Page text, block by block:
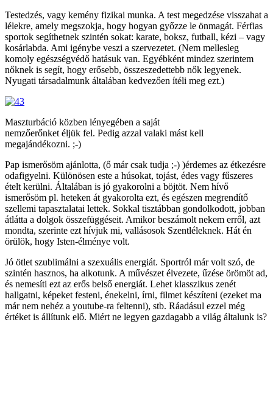
Testedzés, vagy kemény fizikai munka. A test megedzése visszahat a
lélekre, amely megszokja, hogy hogyan győzze le önmagát. Férfias
sportok segíthetnek szintén sokat: karate, boksz, futball, kézi – vagy
kosárlabda. Ami igénybe veszi a szervezetet. (Nem mellesleg
komoly egészségvédő hatásuk van. Egyébként mindez szerintem
nőknek is segít, hogy erősebb, összeszedettebb nők legyenek.
Nyugati társadalmunk általában kedvezően ítéli meg ezt.)
Maszturbáció közben lényegében a saját
nemzőerőnket éljük fel. Pedig azzal valaki mást kell
megajándékozni. ;-)
Pap ismerősöm ajánlotta, (ő már csak tudja ;-) )érdemes az étkezésre
odafigyelni. Különösen este a húsokat, tojást, édes vagy fűszeres
ételt kerülni. Általában is jó gyakorolni a böjtöt. Nem hívő
ismerősöm pl. heteken át gyakorolta ezt, és egészen megrendítő
szellemi tapasztalatai lettek. Sokkal tisztábban gondolkodott, jobban
átlátta a dolgok összefüggéseit. Amikor beszámolt nekem erről, azt
mondta, szerinte ezt hívjuk mi, vallásosok Szentléleknek. Hát én
örülök, hogy Isten-élménye volt.
Jó ötlet szublimálni a szexuális energiát. Sportról már volt szó, de
szintén hasznos, ha alkotunk. A művészet élvezete, űzése örömöt ad,
és nemesíti ezt az erős belső energiát. Lehet klasszikus zenét
hallgatni, képeket festeni, énekelni, írni, filmet készíteni (ezeket ma
már nem nehéz a youtube-ra feltenni), stb. Ráadásul ezzel még
értéket is állítunk elő. Miért ne legyen gazdagabb a világ általunk is?